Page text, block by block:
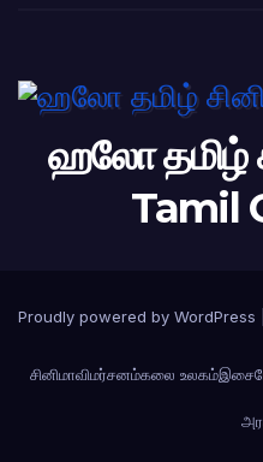
ஹலோ தமிழ்
Tamil
Proudly powered by WordPress
சினிமாவிமர்சனம்கலை உலகம்